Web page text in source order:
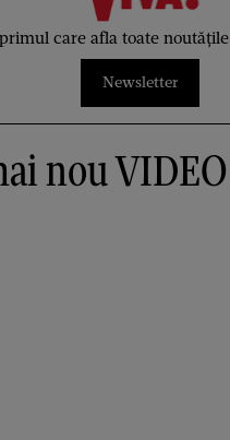
care afla toate noutățile
Newsletter
nou VIDEO